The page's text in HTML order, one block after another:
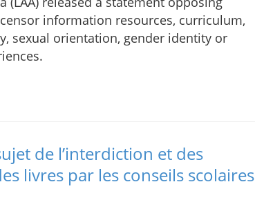
information resources, curriculum,
sexual orientation, gender identity or
de l’interdiction et des
livres par les conseils scolaires